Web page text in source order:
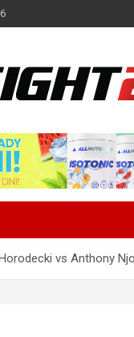
– MMA i
vs Anthony